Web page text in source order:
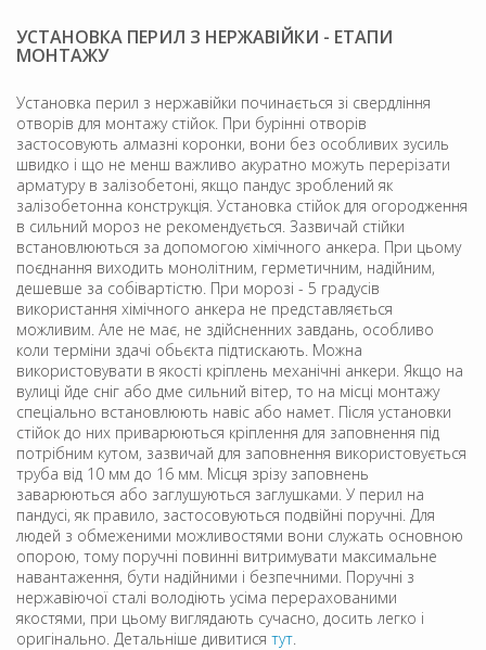
УСТАНОВКА ПЕРИЛ З НЕРЖАВІЙКИ - ЕТАПИ
МОНТАЖУ
Установка перил з нержавійки починається зі свердління
отворів для монтажу стійок. При бурінні отворів
застосовують алмазні коронки, вони без особливих зусиль
швидко і що не менш важливо акуратно можуть перерізати
арматуру в залізобетоні, якщо пандус зроблений як
залізобетонна конструкція. Установка стійок для огородження
в сильний мороз не рекомендується. Зазвичай стійки
встановлюються за допомогою хімічного анкера. При цьому
поєднання виходить монолітним, герметичним, надійним,
дешевше за собівартістю. При морозі - 5 градусів
використання хімічного анкера не представляється
можливим. Але не має, не здійсненних завдань, особливо
коли терміни здачі обьєкта підтискають. Можна
використовувати в якості кріплень механічні анкери. Якщо на
вулиці йде сніг або дме сильний вітер, то на місці монтажу
спеціально встановлюють навіс або намет. Після установки
стійок до них приварюються кріплення для заповнення під
потрібним кутом, зазвичай для заповнення використовується
труба від 10 мм до 16 мм. Місця зрізу заповнень
заварюються або заглушуються заглушками. У перил на
пандусі, як правило, застосовуються подвійні поручні. Для
людей з обмеженими можливостями вони служать основною
опорою, тому поручні повинні витримувати максимальне
навантаження, бути надійними і безпечними. Поручні з
нержавіючої сталі володіють усіма перерахованими
якостями, при цьому виглядають сучасно, досить легко і
оригінально. Детальніше дивитися тут